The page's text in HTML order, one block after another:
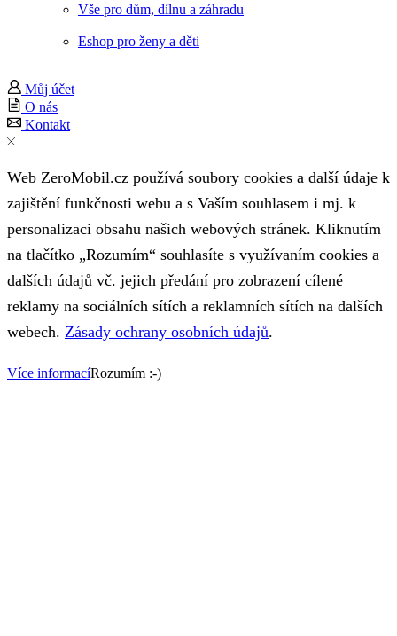
Vše pro dům, dílnu a záhradu
Eshop pro ženy a děti
Můj účet
O nás
Kontakt
Web ZeroMobil.cz používá soubory cookies a další údaje k
zajištění funkčnosti webu a s Vaším souhlasem i mj. k
personalizaci obsahu našich webových stránek. Kliknutím
na tlačítko „Rozumím“ souhlasíte s využívaním cookies a
dalších údajů vč. jejich předání pro zobrazení cílené
reklamy na sociálních sítích a reklamních sítích na dalších
webech. Zásady ochrany osobních údajů.
Více informacíRozumím :-)